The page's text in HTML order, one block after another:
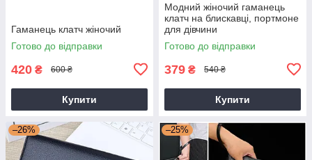
Гаманець клатч жіночий
Готово до відправки
420 ₴ 600 ₴
Купити
Модний жіночий гаманець
клатч на блискавці, портмоне
для дівчини
Готово до відправки
379 ₴ 540 ₴
Купити
–26% –25%